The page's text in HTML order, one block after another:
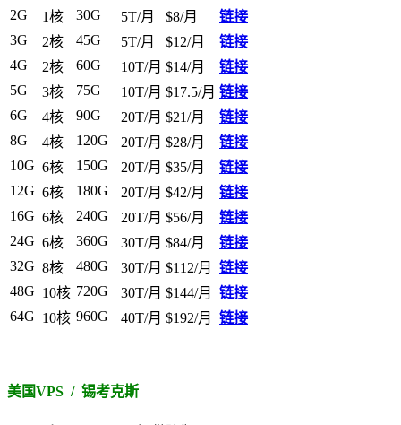
2G
1核 30G 5T/月 $8/月
链接
3G
2核 45G 5T/月 $12/月
链接
4G
2核 60G 10T/月 $14/月
链接
5G
3核 75G 10T/月 $17.5/月 链接
6G
4核 90G 20T/月 $21/月
链接
8G
4核 120G 20T/月 $28/月
链接
10G 6核 150G 20T/月 $35/月
链接
12G 6核 180G 20T/月 $42/月
链接
16G 6核 240G 20T/月 $56/月
链接
24G 6核 360G 30T/月 $84/月
链接
32G 8核 480G 30T/月 $112/月
链接
48G 10核 720G 30T/月 $144/月
链接
64G 10核 960G 40T/月 $192/月 链接
美国VPS / 锡考克斯